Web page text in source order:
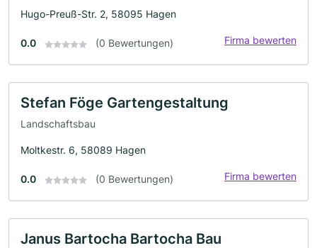
Hugo-Preuß-Str. 2, 58095 Hagen
0.0 (0 Bewertungen) Firma bewerten
Stefan Föge Gartengestaltung
Landschaftsbau
Moltkestr. 6, 58089 Hagen
0.0 (0 Bewertungen) Firma bewerten
Janus Bartocha Bartocha Bau